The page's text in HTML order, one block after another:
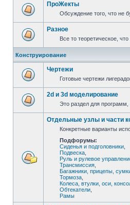
ПроЖекты
Обсуждение того, что не
Разное
Все то теоретическое,
Конструирование
Чертежи
Готовые чертежи
2d и 3d моделирование
Это раздел для
Отдельные узлы и части
Конкретные варианты
Подфорумы:
Сиденья и подголовники
Подвеска
Руль и рулевое
Трансмиссия
Багажники, прицепы,
Тормоза
Колеса, втулки, оси,
Обтекатели
Рамы